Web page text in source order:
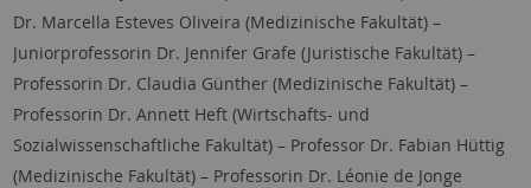
Dr. Marcella Esteves Oliveira (Medizinische Fakultät) –
Juniorprofessorin Dr. Jennifer Grafe (Juristische Fakultät) –
Professorin Dr. Claudia Günther (Medizinische Fakultät) –
Professorin Dr. Annett Heft (Wirtschafts- und
Sozialwissenschaftliche Fakultät) – Professor Dr. Fabian Hüttig
(Medizinische Fakultät) – Professorin Dr. Léonie de Jonge